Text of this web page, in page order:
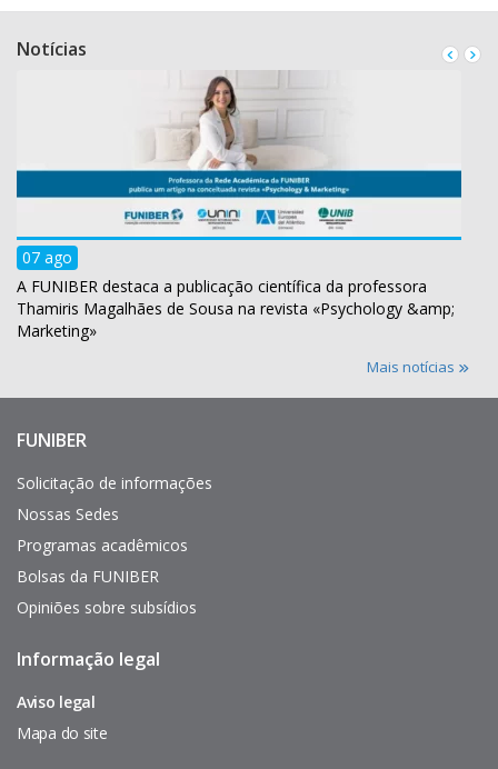
Notícias
07 ago
A FUNIBER destaca a publicação científica da professora
Thamiris Magalhães de Sousa na revista «Psychology &amp;
Marketing»
Mais notícias
Enlaces
interés
FUNIBER
Solicitação de informações
Nossas Sedes
Programas acadêmicos
Bolsas da FUNIBER
Opiniões sobre subsídios
Pie
página
Informação legal
Aviso legal
Mapa do site